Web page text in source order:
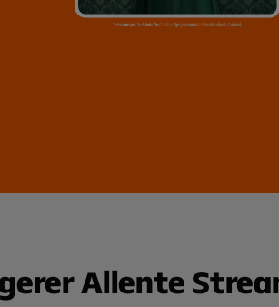
Allente